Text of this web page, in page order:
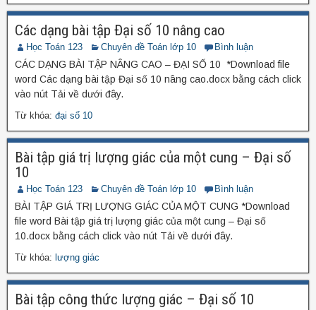
Các dạng bài tập Đại số 10 nâng cao
Học Toán 123 Chuyên đề Toán lớp 10 Bình luận
CÁC DẠNG BÀI TẬP NÂNG CAO – ĐẠI SỐ 10 *Download file
word Các dạng bài tập Đại số 10 nâng cao.docx bằng cách click
vào nút Tải về dưới đây.
Từ khóa: đại số 10
Bài tập giá trị lượng giác của một cung – Đại số
10
Học Toán 123 Chuyên đề Toán lớp 10 Bình luận
BÀI TẬP GIÁ TRỊ LƯỢNG GIÁC CỦA MỘT CUNG *Download
file word Bài tập giá trị lượng giác của một cung – Đại số
10.docx bằng cách click vào nút Tải về dưới đây.
Từ khóa: lượng giác
Bài tập công thức lượng giác – Đại số 10